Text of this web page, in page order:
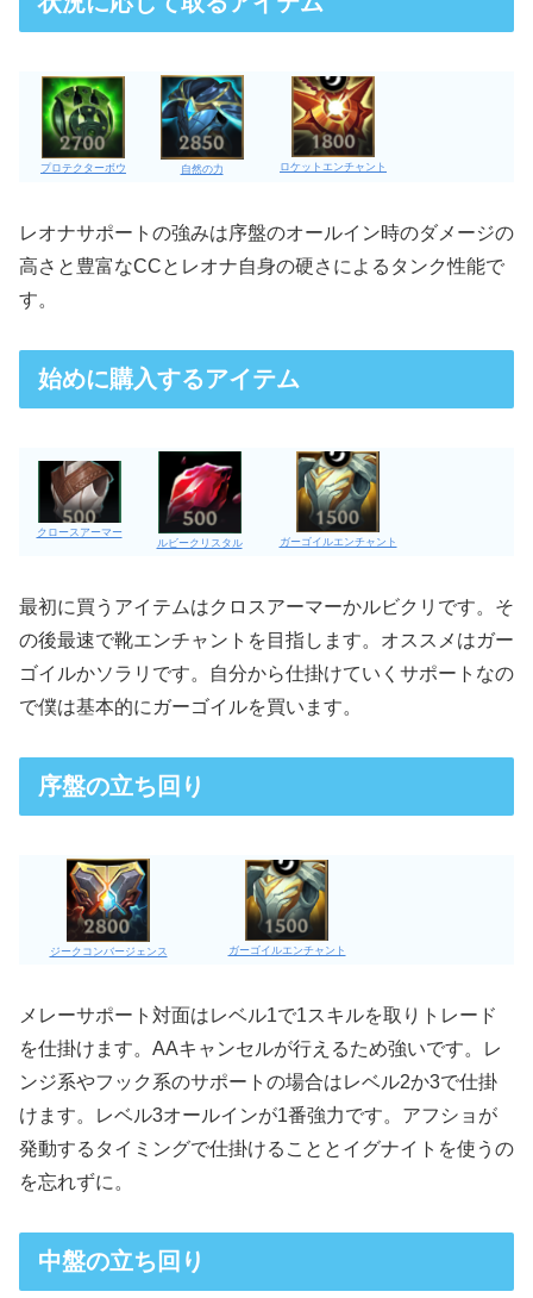
プロテクターボウ 自然の力 ロケットエンチャント
レオナサポートの強みは序盤のオールイン時のダメージの
高さと豊富なCCとレオナ自身の硬さによるタンク性能で
す。
始めに購入するアイテム
クロースアーマー
ルビークリスタル
ガーゴイルエンチャント
最初に買うアイテムはクロスアーマーかルビクリです。そ
の後最速で靴エンチャントを目指します。オススメはガー
ゴイルかソラリです。自分から仕掛けていくサポートなの
で僕は基本的にガーゴイルを買います。
序盤の立ち回り
ジークコンバージェンス ガーゴイルエンチャント
メレーサポート対面はレベル1で1スキルを取りトレード
を仕掛けます。AAキャンセルが行えるため強いです。レ
ンジ系やフック系のサポートの場合はレベル2か3で仕掛
けます。レベル3オールインが1番強力です。アフショが
発動するタイミングで仕掛けることとイグナイトを使うの
を忘れずに。
中盤の立ち回り